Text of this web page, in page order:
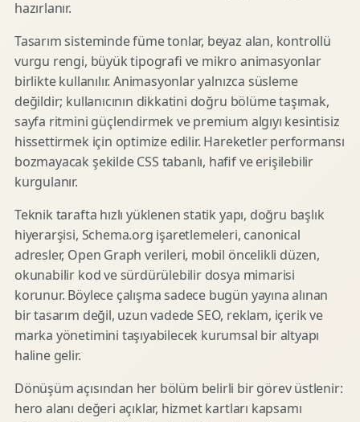
hazırlanır.
Tasarım sisteminde füme tonlar, beyaz alan, kontrollü
vurgu rengi, büyük tipografi ve mikro animasyonlar
birlikte kullanılır. Animasyonlar yalnızca süsleme
değildir; kullanıcının dikkatini doğru bölüme taşımak,
sayfa ritmini güçlendirmek ve premium algıyı kesintisiz
hissettirmek için optimize edilir. Hareketler performansı
bozmayacak şekilde CSS tabanlı, hafif ve erişilebilir
kurgulanır.
Teknik tarafta hızlı yüklenen statik yapı, doğru başlık
hiyerarşisi, Schema.org işaretlemeleri, canonical
adresler, Open Graph verileri, mobil öncelikli düzen,
okunabilir kod ve sürdürülebilir dosya mimarisi
korunur. Böylece çalışma sadece bugün yayına alınan
bir tasarım değil, uzun vadede SEO, reklam, içerik ve
marka yönetimini taşıyabilecek kurumsal bir altyapı
haline gelir.
Dönüşüm açısından her bölüm belirli bir görev üstlenir:
hero alanı değeri açıklar, hizmet kartları kapsamı